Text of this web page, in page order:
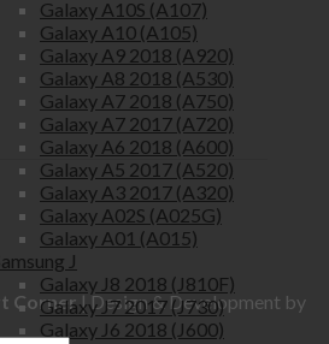
Galaxy A10S (A107)
Galaxy A10 (A105)
Galaxy A9 2018 (A920)
Galaxy A8 2018 (A530)
Galaxy A7 2018 (A750)
Galaxy A7 2017 (A720)
Galaxy A6 2018 (A600)
Galaxy A5 2017 (A520)
Galaxy A3 2017 (A320)
Galaxy A02S (A025G)
Galaxy A01 (A015)
J
Galaxy J8 2018 (J810F)
Galaxy J7 2017 (J730)
Galaxy J6 2018 (J600)
Corner| Design & Development by